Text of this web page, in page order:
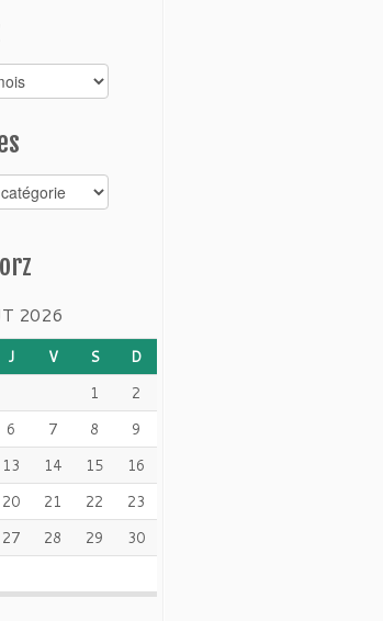
2026
J V S
D
1
2
6 7 8
9
13 14 15
16
20 21 22
23
27 28 29
30